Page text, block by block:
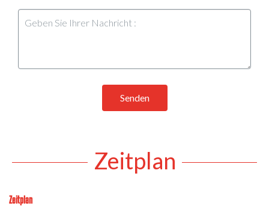
Senden
Zeitplan
Zeitplan